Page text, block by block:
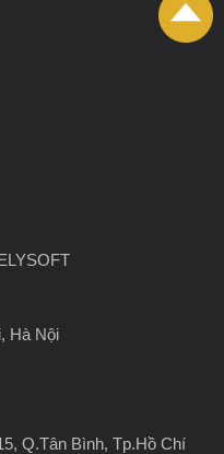
Hà Nội
Q.Tân Bình, Tp.Hồ Chí